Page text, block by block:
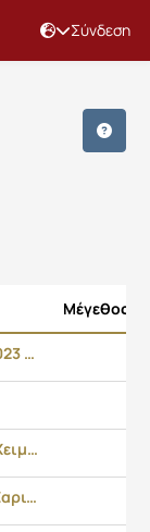
Σύνδεση
Μέγεθος
Έγγραφα πρακτικής άσκησης 2022-2023 και 2023-2024
Πρακτική Άσκηση ΕΣΠΑ 2023-2024-α Χειμερινό εξάμηνο
Πρακτική Άσκηση ΕΣΠΑ 2023-2024-β Εαρινό εξάμηνο